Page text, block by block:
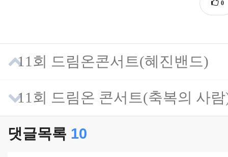
0
11회 드림온콘서트(혜진밴드)
11회 드림온 콘서트(축복의 사
댓글목록 10